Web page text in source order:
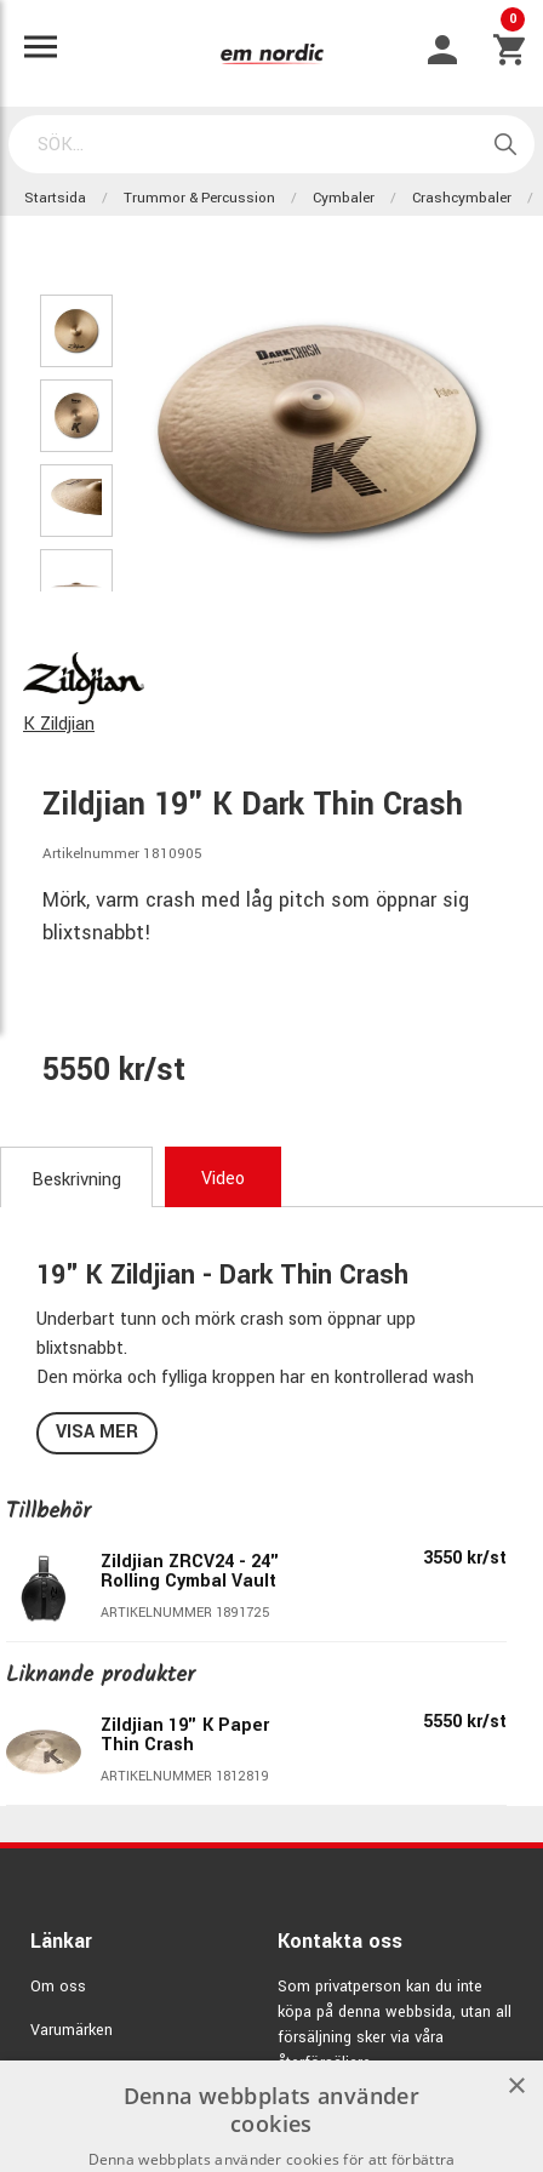
0
Startsida Trummor & Percussion Cymbaler Crashcymbaler
K Zildjian
Zildjian 19" K Dark Thin Crash
Artikelnummer 1810905
Mörk, varm crash med låg pitch som öppnar sig
blixtsnabbt!
5550 kr/st
Beskrivning Video
19" K Zildjian - Dark Thin Crash
Underbart tunn och mörk crash som öppnar upp
blixtsnabbt.
Den mörka och fylliga kroppen har en kontrollerad wash
med en kort sustain.
K-serien är perfekt att blanda med andra serier ur Zildjians
låtarna med.
Specifikationer:
Storlek:19"
Modell:Dark Thin Crash
Finish:Traditional
K Zildjian - Mörka och snabba cymbaler
K Zildjian har en fantastisk dynamik med mörka undertoner
cymbalerna en torr, låg pitch och en skimrande ljudkaraktär.
Beroende på hur de spelas kan de få antingen en intensiv
eller en mer mogen klang. K-serien har länge varit populär i
VISA MER
Tillbehör
Zildjian ZRCV24 - 24"
Rolling Cymbal Vault
ARTIKELNUMMER 1891725
3550 kr/st
Liknande produkter
Zildjian 19" K Paper
Thin Crash
ARTIKELNUMMER 1812819
5550 kr/st
Länkar
Om oss
Varumärken
Försäljningsvillkor
Kontakta oss
Som privatperson kan du inte
köpa på denna webbsida, utan all
försäljning sker via våra
återförsäljare.
E-post:info@emnordic.se
×
Denna webbplats använder
cookies
Denna webbplats använder cookies för att förbättra